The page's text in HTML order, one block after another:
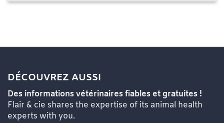
DÉCOUVREZ AUSSI
Des informations vétérinaires fiables et gratuites !
Flair & cie shares the expertise of its animal health
experts with you.